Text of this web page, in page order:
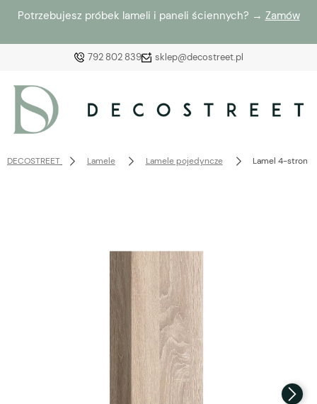
Potrzebujesz próbek lameli i paneli ściennych? → Zamów
792 802 839 sklep@decostreet.pl
zaloguj się, aby przywrócić dodane produkty do listy
z poprzedniej sesji.
DECOSTREET Lamele Lamele pojedyncze Lamel 4-